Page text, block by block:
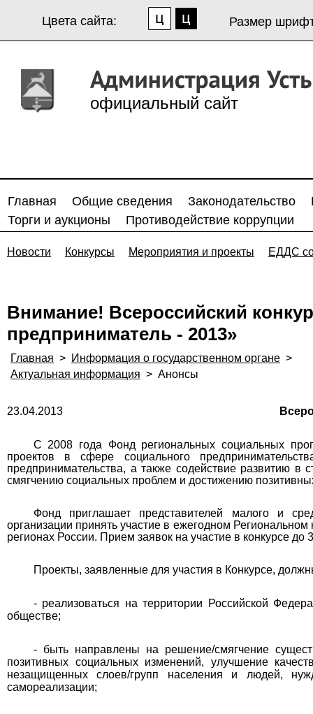
Цвета сайта: Размер
официальный сайт
Главная Общие сведения Законодательство
Торги и аукционы
Противодействие коррупции
Новости Конкурсы Мероприятия и проекты ЕДДС
Внимание! Всероссийский
предприниматель - 2013»
Главная > Информация о государственном органе >
Актуальная информация > Анонсы
23.04.2013 Всероссийский конкурс
С 2008 года Фонд региональных социальных
проектов в сфере социального
предпринимательства, а также содействие развитию в
смягчению социальных проблем и достижению
Фонд приглашает представителей малого и
организации принять участие в ежегодном
регионах России. Прием заявок на участие в конкурсе до
Проекты, заявленные для участия в Конкурсе,
- реализоваться на территории Российской
обществе;
- быть направлены на решение/смягчение
позитивных социальных изменений, улучшение
незащищенных слоев/групп населения и людей,
самореализации;